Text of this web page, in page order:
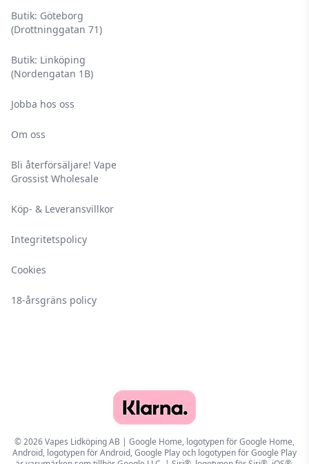
Butik: Göteborg
(Drottninggatan 71)
Butik: Linköping
(Nordengatan 1B)
Jobba hos oss
Om oss
Bli återförsäljare! Vape
Grossist Wholesale
Köp- & Leveransvillkor
Integritetspolicy
Cookies
18-årsgräns policy
© 2026 Vapes Lidköping AB | Google Home, logotypen för Google Home,
Android, logotypen för Android, Google Play och logotypen för Google Play